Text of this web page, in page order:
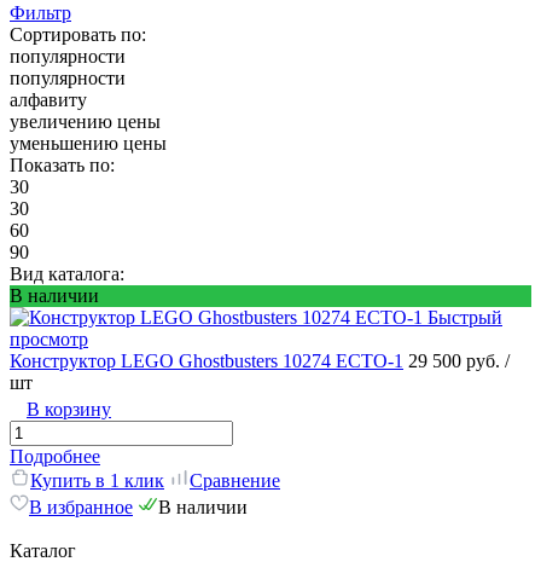
Фильтр
Сортировать по:
популярности
популярности
алфавиту
увеличению цены
уменьшению цены
Показать по:
30
30
60
90
Вид каталога:
В наличии
Быстрый
просмотр
Конструктор LEGO Ghostbusters 10274 ECTO-1 29 500 руб. /
шт
В корзину
Подробнее
Купить в 1 клик
Сравнение
В избранное
В наличии
Каталог